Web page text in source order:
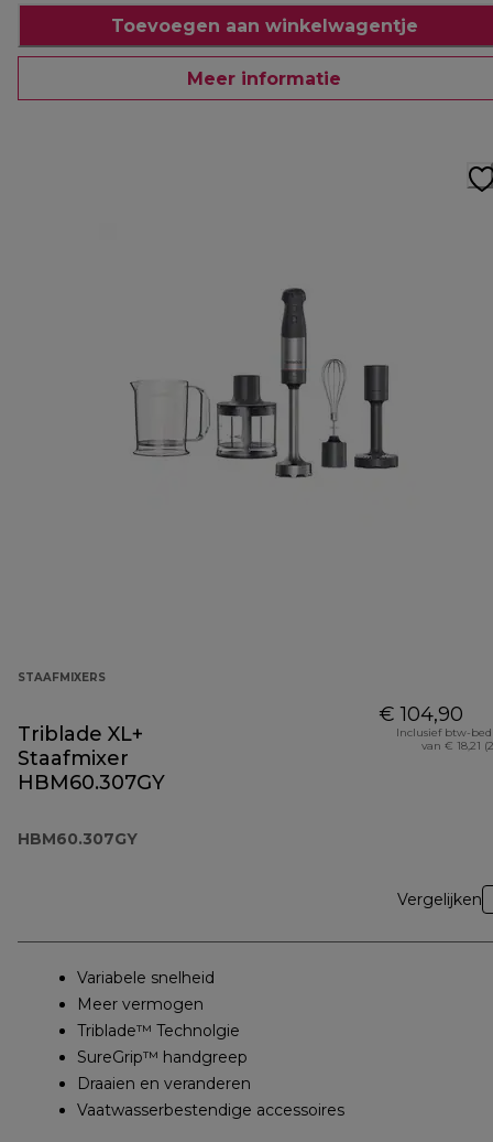
Toevoegen aan winkelwagentje
Meer informatie
STAAFMIXERS
Triblade XL+
Staafmixer
HBM60.307GY
HBM60.307GY
€ 104,90
Inclusief btw-
van € 18,21
Vergelijken
Variabele snelheid
Meer vermogen
Triblade™ Technolgie
SureGrip™ handgreep
Draaien en veranderen
Vaatwasserbestendige accessoires